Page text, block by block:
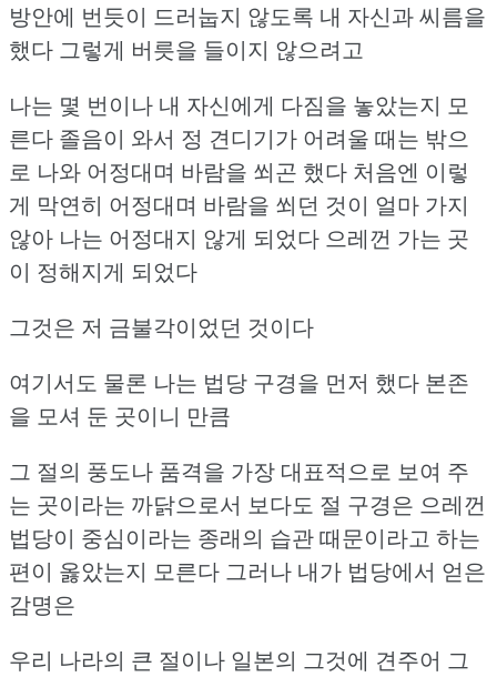
방안에 번듯이 드러눕지 않도록 내 자신과 씨름을
했다 그렇게 버릇을 들이지 않으려고
나는 몇 번이나 내 자신에게 다짐을 놓았는지 모
른다 졸음이 와서 정 견디기가 어려울 때는 밖으
로 나와 어정대며 바람을 쐬곤 했다 처음엔 이렇
게 막연히 어정대며 바람을 쐬던 것이 얼마 가지
않아 나는 어정대지 않게 되었다 으레껀 가는 곳
이 정해지게 되었다
그것은 저 금불각이었던 것이다
여기서도 물론 나는 법당 구경을 먼저 했다 본존
을 모셔 둔 곳이니 만큼
그 절의 풍도나 품격을 가장 대표적으로 보여 주
는 곳이라는 까닭으로서 보다도 절 구경은 으레껀
법당이 중심이라는 종래의 습관 때문이라고 하는
편이 옳았는지 모른다 그러나 내가 법당에서 얻은
감명은
우리 나라의 큰 절이나 일본의 그것에 견주어 그